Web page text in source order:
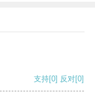
支持[0] 反对[0]